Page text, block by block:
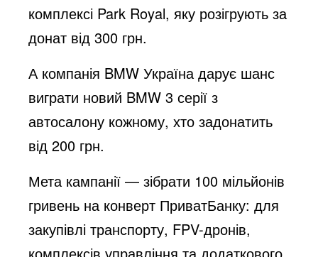
комплексі Park Royal, яку розігрують за
донат від 300 грн.
А компанія BMW Україна дарує шанс
виграти новий BMW 3 серії з
автосалону кожному, хто задонатить
від 200 грн.
Мета кампанії — зібрати 100 мільйонів
гривень на конверт ПриватБанку: для
закупівлі транспорту, FPV-дронів,